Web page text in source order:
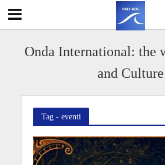
Onda International: the
and Culture
Tag - eventi